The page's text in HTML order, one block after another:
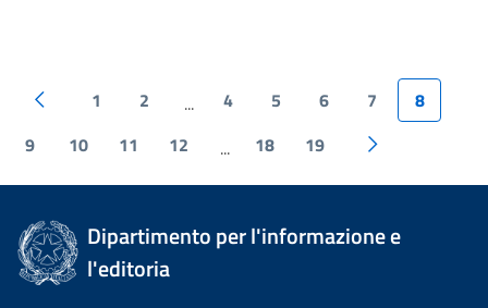
1 2 ... 4 5 6 7
8
9
10 11 12 ... 18 19
Dipartimento per l'informazione e
l'editoria